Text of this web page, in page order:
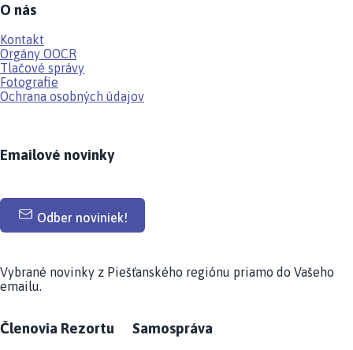
O nás
Kontakt
Orgány OOCR
Tlačové správy
Fotografie
Ochrana osobných údajov
Emailové novinky
Odber noviniek!
Vybrané novinky z Piešťanského regiónu priamo do Vašeho
emailu.
Členovia Rezortu Samospráva